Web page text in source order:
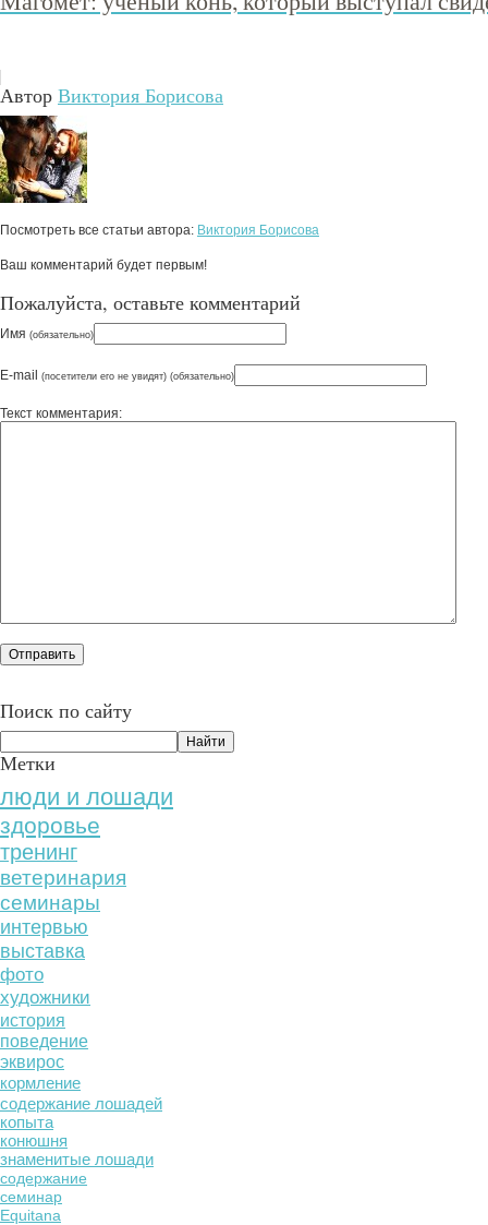
Автор Виктория Борисова
Посмотреть все статьи автора: Виктория Борисова
Ваш комментарий будет первым!
Пожалуйста, оставьте комментарий
Имя (обязательно)
E-mail (посетители его не увидят) (обязательно)
Текст комментария:
Поиск по сайту
Метки
люди и лошади
здоровье
тренинг
ветеринария
семинары
интервью
выставка
фото
художники
история
поведение
эквирос
кормление
содержание лошадей
копыта
конюшня
знаменитые лошади
содержание
семинар
Equitana